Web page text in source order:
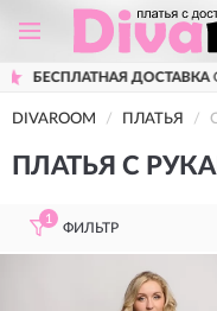
3500 РУБЛЕЙ
DIVAROOM ПЛАТЬЯ
ПЛАТЬЯ С
1
ФИЛЬТР